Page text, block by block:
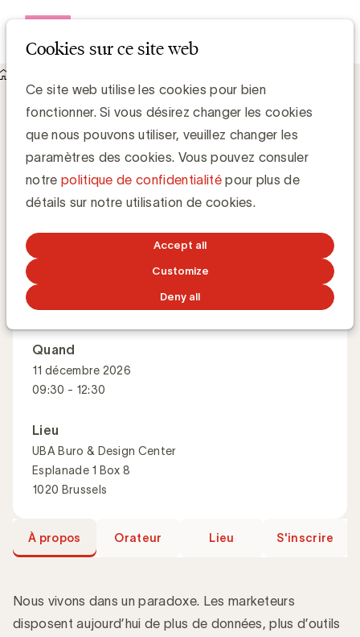
Cookies sur ce site web
Ce site web utilise les cookies pour bien
fonctionner. Si vous désirez changer les cookies
que nous pouvons utiliser, veuillez changer les
paramètres des cookies. Vous pouvez consuler
notre politique de confidentialitépour plus de
détails sur notre utilisation de cookies.
Accept all
Customize
Deny all
Data governance in marketing
Comment faire de la gouvernance des données un
moteur essentiel pour la confiance client, des
campagnes plus intelligentes et une croissance durable
Master Class
Quand
11 décembre 2026
09:30 - 12:30
Lieu
UBA Buro & Design Center
Esplanade 1 Box 8
1020 Brussels
À propos Orateur Lieu S'inscrire
Nous vivons dans un paradoxe. Les marketeurs
disposent aujourd’hui de plus de données, plus d’outils